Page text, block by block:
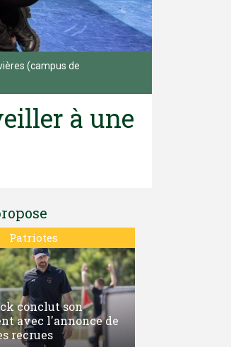
(campus de
à une
Patriotes
conclut son
avec l'annonce de
recrues